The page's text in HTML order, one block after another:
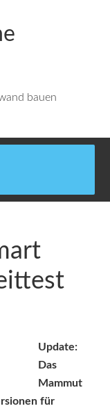
bauen
Update:
Das
Mammut
für